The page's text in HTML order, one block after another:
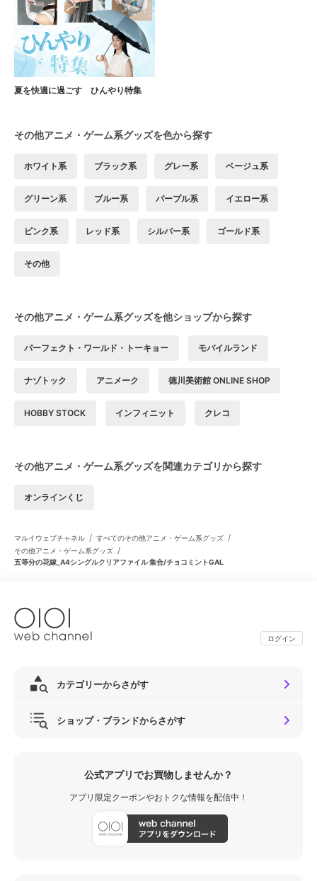
夏を快適に過ごす ひんやり特集
その他アニメ・ゲーム系グッズを色から探す
ホワイト系 ブラック系 グレー系 ベージュ系
グリーン系 ブルー系 パープル系 イエロー系
ピンク系 レッド系 シルバー系 ゴールド系
その他
その他アニメ・ゲーム系グッズを他ショップから探す
パーフェクト・ワールド・トーキョー モバイルランド
ナゾトック アニメーク 徳川美術館 ONLINE SHOP
HOBBY STOCK インフィニット クレコ
その他アニメ・ゲーム系グッズを関連カテゴリから探す
オンラインくじ
マルイウェブチャネル / すべてのその他アニメ・ゲーム系グッズ /
その他アニメ・ゲーム系グッズ /
五等分の花嫁_A4シングルクリアファイル 集合/チョコミントGAL
ログイン
カテゴリーからさがす
ショップ・ブランドからさがす
公式アプリでお買物しませんか？
アプリ限定クーポンやおトクな情報を配信中！